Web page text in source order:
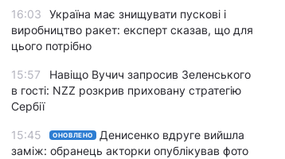
"Це тільки початок":
Єрмак зізнався, чим
зустрічі з командою Трампа
16:03
Україна має знищувати пускові і
виробництво ракет: експерт сказав, що для
цього потрібно
15:57
Навіщо Вучич запросив Зеленського
в гості: NZZ розкрив приховану стратегію
Сербії
15:45 ОНОВЛЕНО
Денисенко вдруге вийшла
заміж: обранець акторки опублікував фото